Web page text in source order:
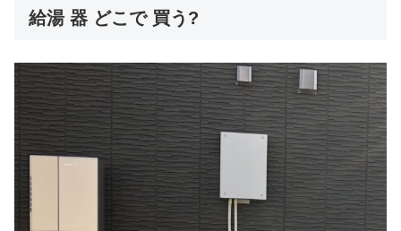
給湯 器 どこで 買う?